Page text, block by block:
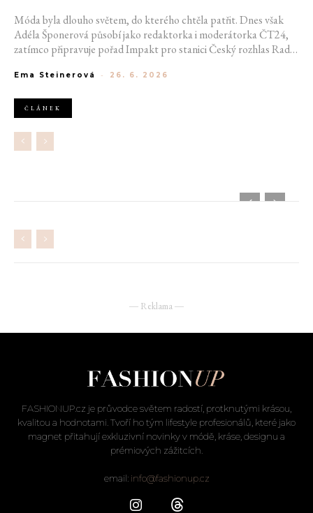
Móda byla dlouho světem, do kterého chtěla patřit. Dnes však
Adéla Šponerová působí jako redaktorka i moderátorka ČT24,
zatímco připravuje pořad Impakt pro stanici Český rozhlas Radio
uzavřenou kapitolu. V rozhovoru pro FashionUP mluví o nedávné
proč by ze své minulosti nevymazala ani období, kdy jí v Paříži
nebylo psychicky dobře.
Ema Steinerová - 26. 6. 2026
ČLÁNEK
― Reklama ―
FASHIONUP.cz je průvodce světem radostí, protknutými krásou,
kvalitou a hodnotami. Tvoří ho tým lifestyle profesionálů, které jako
magnet přitahují exkluzivní novinky v módě, kráse, designu a
prémiových zážitcích.
email: info@fashionup.cz